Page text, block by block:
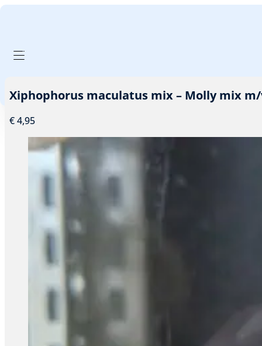
PRODUCTEN FILTER
Xiphophorus maculatus mix – Molly mix
€4,95